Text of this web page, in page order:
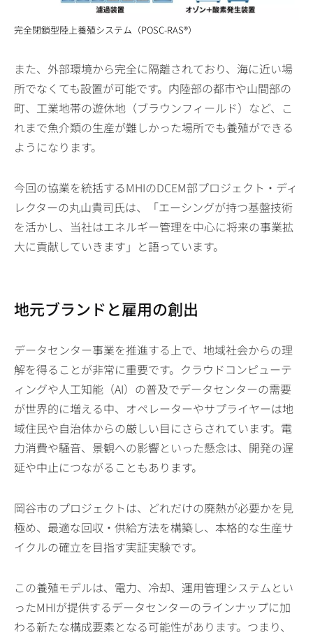
完全閉鎖型陸上養殖システム（POSC-RAS®）
また、外部環境から完全に隔離されており、海に近い場
所でなくても設置が可能です。内陸部の都市や山間部の
町、工業地帯の遊休地（ブラウンフィールド）など、こ
れまで魚介類の生産が難しかった場所でも養殖ができる
ようになります。
今回の協業を統括するMHIのDCEM部プロジェクト・ディ
レクターの丸山貴司氏は、「エーシングが持つ基盤技術
を活かし、当社はエネルギー管理を中心に将来の事業拡
大に貢献していきます」と語っています。
地元ブランドと雇用の創出
データセンター事業を推進する上で、地域社会からの理
解を得ることが非常に重要です。クラウドコンピューテ
ィングや人工知能（AI）の普及でデータセンターの需要
が世界的に増える中、オペレーターやサプライヤーは地
域住民や自治体からの厳しい目にさらされています。電
力消費や騒音、景観への影響といった懸念は、開発の遅
延や中止につながることもあります。
岡谷市のプロジェクトは、どれだけの廃熱が必要かを見
極め、最適な回収・供給方法を構築し、本格的な生産サ
イクルの確立を目指す実証実験です。
この養殖モデルは、電力、冷却、運用管理システムとい
ったMHIが提供するデータセンターのラインナップに加
わる新たな構成要素となる可能性があります。つまり、